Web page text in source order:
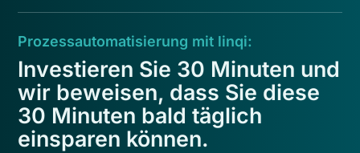
Prozessautomatisierung mit linqi:
Investieren Sie 30 Minuten und
wir beweisen, dass Sie diese
30 Minuten bald täglich
einsparen können.